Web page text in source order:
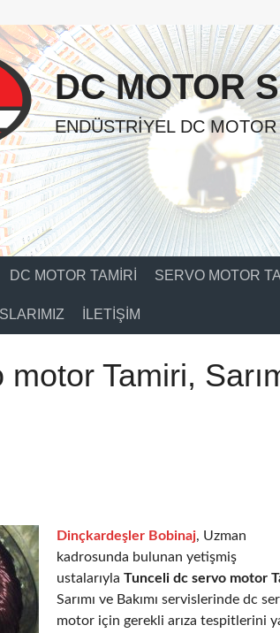
DC MOTOR
ENDÜSTRIYEL DC
DC MOTOR TAMIRI SERVO MOTOR
İLETIŞIM
Tamiri,
Dinçkardeşler Bobinaj, Uzman
kadrosunda bulunan yetişmiş
ustalarıyla Tunceli dc servo motor
Sarımı ve Bakımı servislerinde dc
motor için gerekli arıza tespitlerini